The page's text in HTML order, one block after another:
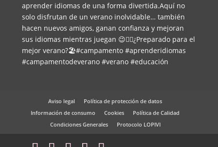
Aviso legal
Política de protección de datos
Información de consumo
Cookies
Política de Calidad
Condiciones Generales
Protocolo LOPIVI